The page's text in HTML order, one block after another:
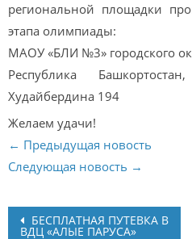
региональной площадки
этапа олимпиады:
МАОУ «БЛИ №3» городского
Республика
Худайбердина 194
Желаем удачи!
← Предыдущая новость
Следующая новость →
Post
БЕСПЛАТНАЯ ПУТЕВКА В
ВДЦ «АЛЫЕ ПАРУСА»